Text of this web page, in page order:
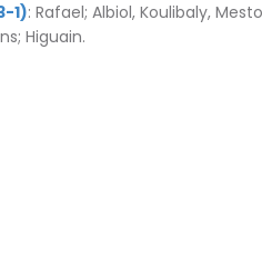
1): Rafael; Albiol, Koulibaly,
Higuain.